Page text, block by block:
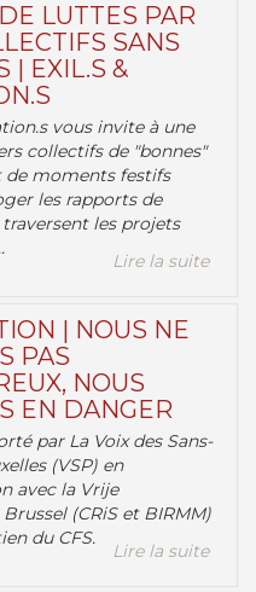
LUTTES PAR
SANS
| EXIL.S &
vous invite à une
collectifs de "bonnes"
de moments festifs
les rapports de
les projets
Lire la suite
| NOUS NE
PAS
NOUS
EN DANGER
par La Voix des Sans-
(VSP) en
avec la Vrije
(CRiS et BIRMM)
du CFS.
Lire la suite